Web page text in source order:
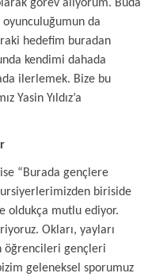
görev alıyorum. Buda
oyunculuğumun da
hedefim buradan
kendimi dahada
ilerlemek. Bize bu
Yasin Yıldız’a
“Burada gençlere
biriside
oldukça mutlu ediyor.
Okları, yayları
öğrencileri gençleri
geleneksel sporumuz